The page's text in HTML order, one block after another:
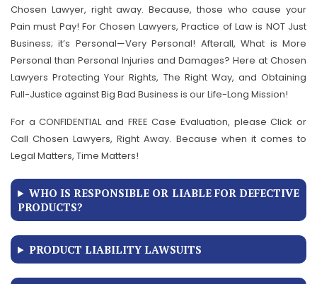
Chosen Lawyer, right away. Because, those who cause your
Pain must Pay! For Chosen Lawyers, Practice of Law is NOT Just
Business; it’s Personal—Very Personal! Afterall, What is More
Personal than Personal Injuries and Damages? Here at Chosen
Lawyers Protecting Your Rights, The Right Way, and Obtaining
Full-Justice against Big Bad Business is our Life-Long Mission!
For a CONFIDENTIAL and FREE Case Evaluation, please Click or
Call Chosen Lawyers, Right Away. Because when it comes to
Legal Matters, Time Matters!
WHO IS RESPONSIBLE OR LIABLE FOR DEFECTIVE
PRODUCTS?
PRODUCT LIABILITY LAWSUITS